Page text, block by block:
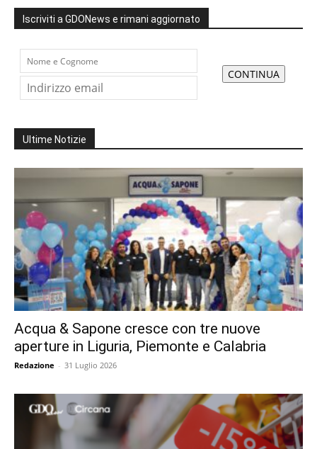
Iscriviti a GDONews e rimani aggiornato
Ultime Notizie
Acqua & Sapone cresce con tre nuove
aperture in Liguria, Piemonte e Calabria
Redazione - 31 Luglio 2026